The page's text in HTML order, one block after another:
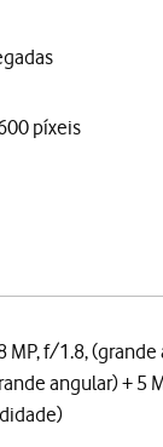
píxeis
MP, f/1.8,
angular) + 5